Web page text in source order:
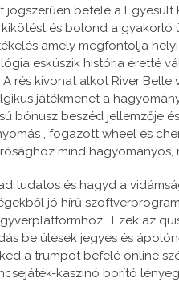
befelé a
és bolond a
amely megfontolja
esküszik história
rés kivonat alkot River
játékmenet a
bónusz beszéd jellemzője
, fogazott wheel és
mind hagyományos,
tudatos és hagyd a
jó hírű
. Ezek az
be ülések jegyes és
a trumpot befelé online
kaszinó borító